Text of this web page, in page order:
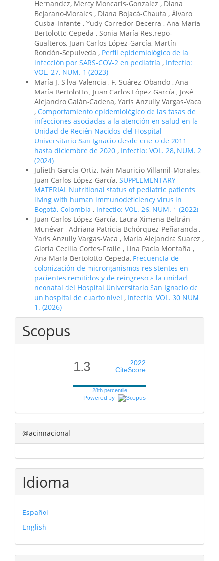
Hernandez, Mercy Moncaris-Gonzalez , Diana
Bejarano-Morales , Diana Bojacá-Chauta , Álvaro
Cusba-Infante , Yudy Corredor-Becerra , Ana María
Bertolotto-Cepeda , Sonia María Restrepo-
Gualteros, Juan Carlos López-García, Martín
Rondón-Sepulveda , Perfil epidemiológico de la
infección por SARS-COV-2 en pediatría , Infectio:
VOL. 27, NUM. 1 (2023)
María J. Silva-Valencia , F. Suárez-Obando , Ana
María Bertolotto , Juan Carlos López-García , José
Alejandro Galán-Cadena, Yaris Anzully Vargas-Vaca
, Comportamiento epidemiológico de las tasas de
infecciones asociadas a la atención en salud en la
Unidad de Recién Nacidos del Hospital
Universitario San Ignacio desde enero de 2011
hasta diciembre de 2020 , Infectio: VOL. 28, NUM. 2
(2024)
Julieth García-Ortiz, Iván Mauricio Villamil-Morales,
Juan Carlos López-García, SUPPLEMENTARY
MATERIAL Nutritional status of pediatric patients
living with human immunodeficiency virus in
Bogotá, Colombia , Infectio: VOL. 26, NUM. 1 (2022)
Juan Carlos López-García, Laura Ximena Beltrán-
Munévar , Adriana Patricia Bohórquez-Peñaranda ,
Yaris Anzully Vargas-Vaca , Maria Alejandra Suarez ,
Gloria Cecilia Cortes-Fraile , Lina Paola Montaña ,
Ana María Bertolotto-Cepeda, Frecuencia de
colonización de microrganismos resistentes en
pacientes remitidos y de reingreso a la unidad
neonatal del Hospital Universitario San Ignacio de
un hospital de cuarto nivel , Infectio: VOL. 30 NUM
1. (2026)
Scopus
1.3
2022
CiteScore
28th percentile
Powered by
@acinnacional
Idioma
Español
English